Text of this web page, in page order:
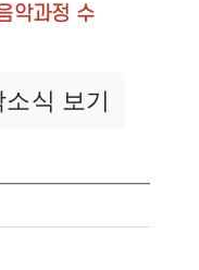
악과정 수
식 보기